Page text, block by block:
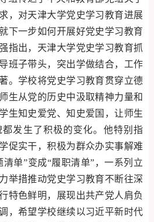
，对天津大学党史学习教育进展
下一步如何开展好党史学习教育
指出，天津大学党史学习教育抓
班子带头，突出学做结合，工作
。学校将党史学习教育贯穿立德
生从党的历史中汲取精神力量和
生知史爱党、知史爱国，让师生
发生了积极的变化。他特别指
促实干，积极为群众办实事解难
单”变成“履职清单”，一系列立
举措推动党史学习教育不断往深
特色鲜明，展现出共产党人肩负
，希望学校继续以习近平新时代